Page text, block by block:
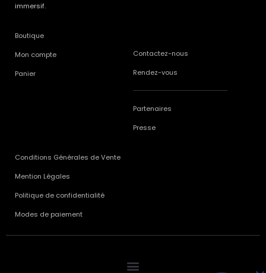
immersif.
Boutique
Mon compte
Panier
Contactez-nous
Rendez-vous
Partenaires
Presse
Conditions Générales de Vente
Mention Légales
Politique de confidentialité
Modes de paiement